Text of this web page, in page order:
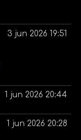
3 jun 2026 19:51
1 jun 2026 20:44
1 jun 2026 20:28